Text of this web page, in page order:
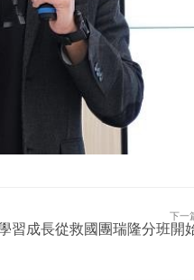
下一
習成長從救國團瑞隆分班開